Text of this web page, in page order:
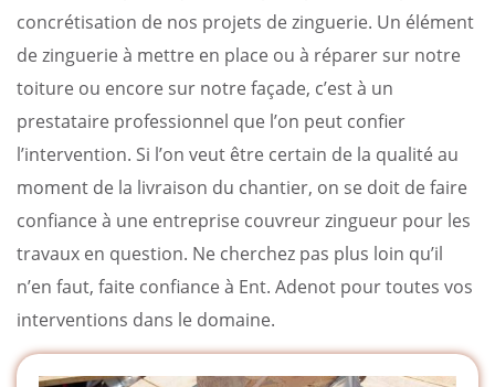
concrétisation de nos projets de zinguerie. Un élément
de zinguerie à mettre en place ou à réparer sur notre
toiture ou encore sur notre façade, c’est à un
prestataire professionnel que l’on peut confier
l’intervention. Si l’on veut être certain de la qualité au
moment de la livraison du chantier, on se doit de faire
confiance à une entreprise couvreur zingueur pour les
travaux en question. Ne cherchez pas plus loin qu’il
n’en faut, faite confiance à Ent. Adenot pour toutes vos
interventions dans le domaine.